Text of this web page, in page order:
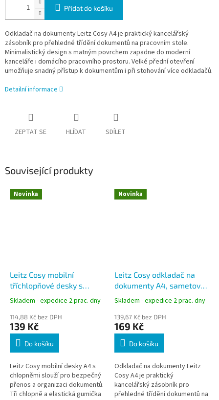
Přidat do košíku
Odkladač na dokumenty Leitz Cosy A4 je praktický kancelářský
zásobník pro přehledné třídění dokumentů na pracovním stole.
Minimalistický design s matným povrchem zapadne do moderní
kanceláře i domácího pracovního prostoru. Velké přední otevření
umožňuje snadný přístup k dokumentům i při stohování více odkladačů.
Detailní informace
ZEPTAT SE HLÍDAT SDÍLET
Související produkty
Novinka
Leitz Cosy mobilní
tříchlopňové desky s
kapsou A4, sametově
Skladem - expedice 2 prac. dny
114,88 Kč bez DPH
139 Kč
Do košíku
Leitz Cosy mobilní desky A4 s
chlopněmi slouží pro bezpečný
přenos a organizaci dokumentů.
Tři chlopně a elastická gumička
Novinka
Leitz Cosy odkladač na
dokumenty A4, sametová
šedá
Skladem - expedice 2 prac. dny
139,67 Kč bez DPH
169 Kč
Do košíku
Odkladač na dokumenty Leitz
Cosy A4 je praktický
kancelářský zásobník pro
přehledné třídění dokumentů na